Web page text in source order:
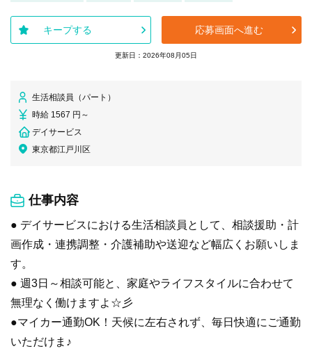
キープする 応募画面へ進む
更新日：2026年08月05日
生活相談員（パート）
時給 1567 円～
デイサービス
東京都江戸川区
仕事内容
● デイサービスにおける生活相談員として、相談援助・計
画作成・連携調整・介護補助や送迎など幅広くお願いしま
す。
● 週3日～相談可能と、家庭やライフスタイルに合わせて
無理なく働けますよ☆彡
●マイカー通勤OK！天候に左右されず、毎日快適にご通勤
いただけま♪